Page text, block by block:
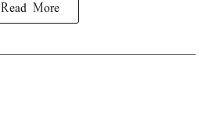
Read More